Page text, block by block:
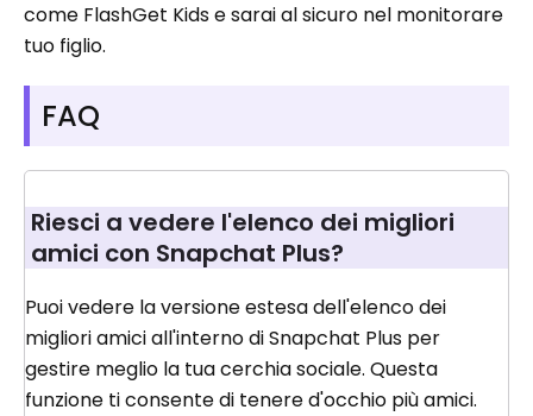
come FlashGet Kids e sarai al sicuro nel monitorare
tuo figlio.
FAQ
Riesci a vedere l'elenco dei migliori
amici con Snapchat Plus?
Puoi vedere la versione estesa dell'elenco dei
migliori amici all'interno di Snapchat Plus per
gestire meglio la tua cerchia sociale. Questa
funzione ti consente di tenere d'occhio più amici.